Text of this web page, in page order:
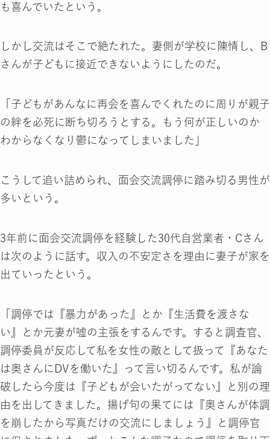
も喜んでいたという。
しかし交流はそこで絶たれた。妻側が学校に陳情し、B
さんが子どもに接近できないようにしたのだ。
「子どもがあんなに再会を喜んでくれたのに周りが親子
の絆を必死に断ち切ろうとする。もう何が正しいのか
わからなくなり鬱になってしまいました」
こうして追い詰められ、面会交流調停に踏み切る男性が
多いという。
3年前に面会交流調停を経験した30代自営業者・Cさん
は次のように話す。収入の不安定さを理由に妻子が家を
出ていったという。
「調停では『暴力があった』とか『生活費を渡さな
い』とか元妻が嘘の主張をするんです。すると調査官、
調停委員が反応して私を女性の敵として扱って『あなた
は奥さんにDVを働いた』って言い切るんです。私が論
破したら今度は『子どもが会いたがってない』と別の理
由を出してきました。揚げ句の果てには『奥さんが体調
を崩したから写真だけの交流にしましょう』と調停官